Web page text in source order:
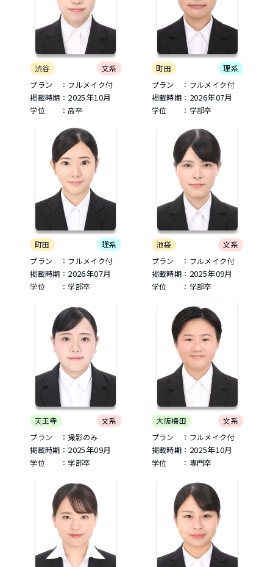
渋谷
文系
プラン ：フルメイク付
掲載時期： 2025年10月
学位 ：高卒
町田
理系
プラン ：フルメイク付
掲載時期： 2026年07月
学位 ：学部卒
町田
理系
プラン ：フルメイク付
掲載時期： 2026年07月
学位 ：学部卒
池袋
文系
プラン ：フルメイク付
掲載時期： 2025年09月
学位 ：学部卒
天王寺
文系
プラン ：撮影のみ
掲載時期： 2025年09月
学位 ：学部卒
大阪梅田
文系
プラン ：フルメイク付
掲載時期： 2025年10月
学位 ：専門卒